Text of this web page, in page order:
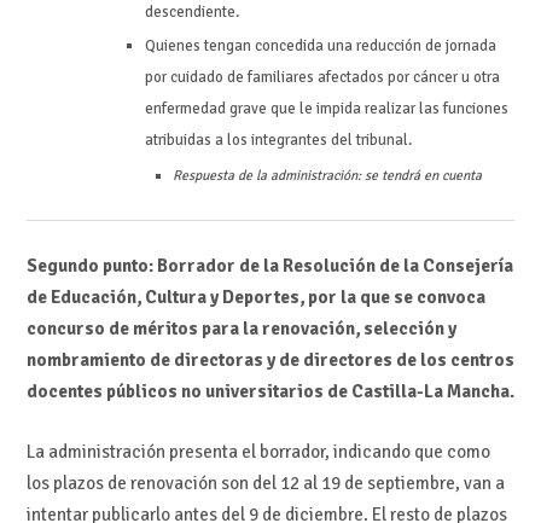
descendiente.
Quienes tengan concedida una reducción de jornada
por cuidado de familiares afectados por cáncer u otra
enfermedad grave que le impida realizar las funciones
atribuidas a los integrantes del tribunal.
Respuesta de la administración: se tendrá en cuenta
Segundo punto: Borrador de la Resolución de la Consejería
de Educación, Cultura y Deportes, por la que se convoca
concurso de méritos para la renovación, selección y
nombramiento de directoras y de directores de los centros
docentes públicos no universitarios de Castilla-La Mancha.
La administración presenta el borrador, indicando que como
los plazos de renovación son del 12 al 19 de septiembre, van a
intentar publicarlo antes del 9 de diciembre. El resto de plazos